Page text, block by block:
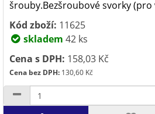
šrouby.Bezšroubové svorky (pro
Kód zboží: 11625
skladem 42 ks
Cena s DPH: 158,03 Kč
Cena bez DPH: 130,60 Kč